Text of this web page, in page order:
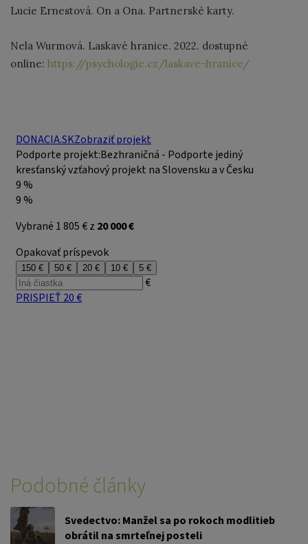
Lucie Ernestová. On a Ona. Partnerské karty.
Nela Wurmová. Laskavé hranice. 2022. dostupné
online: https://psychologie.cz/laskave-hranice/
Podobné články
Svedectvo: Manžel sa po rokoch modlitieb
obrátil na smrteľnej posteli